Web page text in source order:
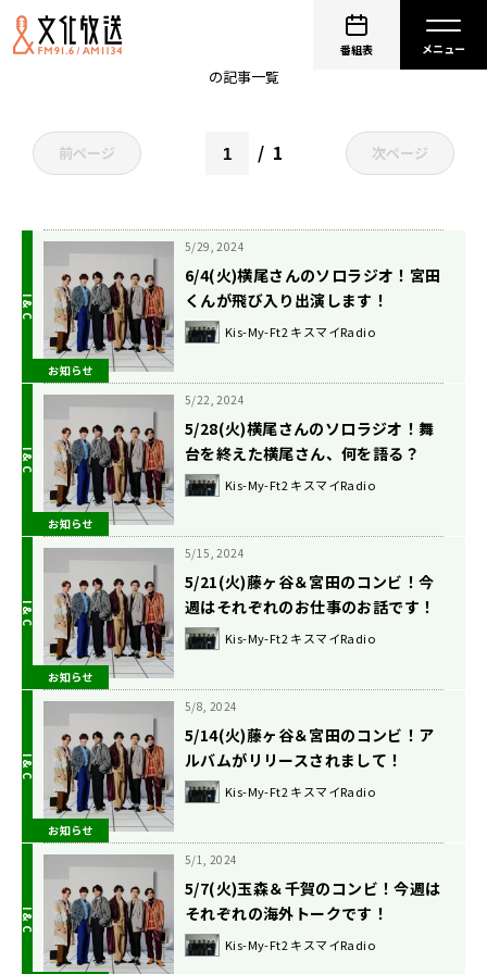
番組表
の記事一覧
前ページ 1 次ページ
お知らせ
5/29, 2024
6/4(火)横尾さんのソロラジオ！宮田
くんが飛び入り出演します！
Kis-My-Ft2 キスマイRadio
お知らせ
5/22, 2024
5/28(火)横尾さんのソロラジオ！舞
台を終えた横尾さん、何を語る？
Kis-My-Ft2 キスマイRadio
お知らせ
5/15, 2024
5/21(火)藤ヶ谷＆宮田のコンビ！今
週はそれぞれのお仕事のお話です！
Kis-My-Ft2 キスマイRadio
お知らせ
5/8, 2024
5/14(火)藤ヶ谷＆宮田のコンビ！ア
ルバムがリリースされまして！
Kis-My-Ft2 キスマイRadio
5/1, 2024
5/7(火)玉森＆千賀のコンビ！今週は
それぞれの海外トークです！
Kis-My-Ft2 キスマイRadio